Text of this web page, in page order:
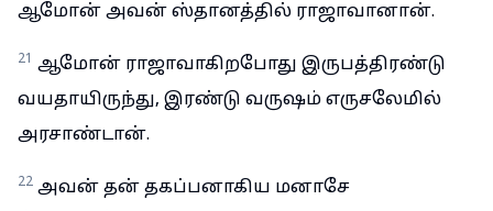
ஆமோன் அவன் ஸ்தானத்தில் ராஜாவானான்.
21 ஆமோன் ராஜாவாகிறபோது இருபத்திரண்டு
வயதாயிருந்து, இரண்டு வருஷம் எருசலேமில்
அரசாண்டான்.
22 அவன் தன் தகப்பனாகிய மனாசே